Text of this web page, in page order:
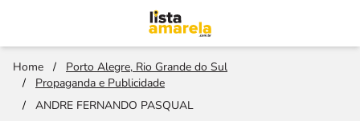
Home /
Porto Alegre, Rio Grande do Sul
/
Propaganda e Publicidade
/
ANDRE FERNANDO PASQUAL